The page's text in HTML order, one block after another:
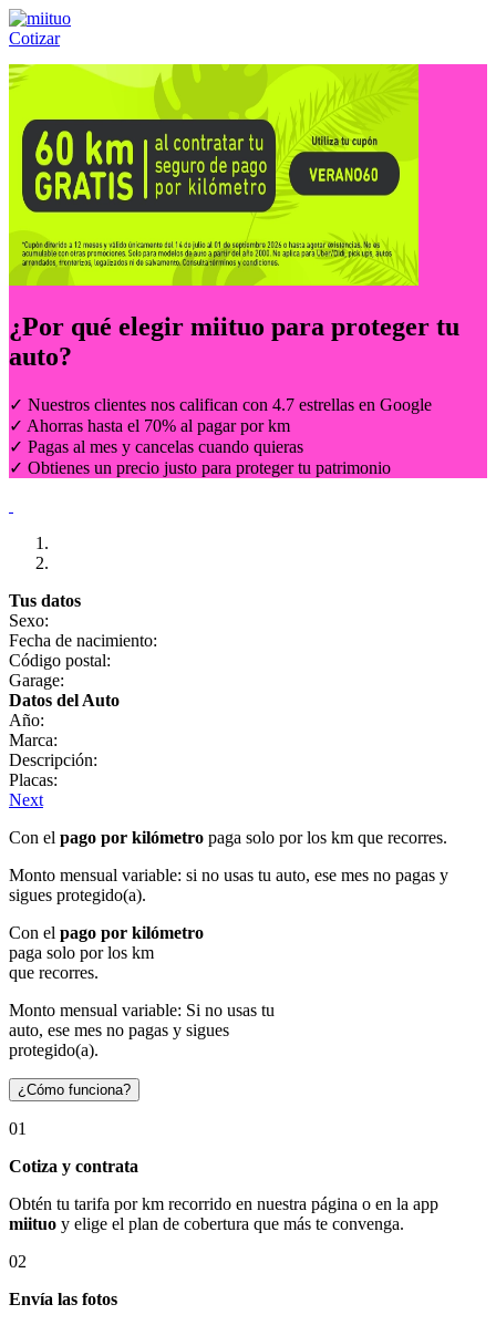
Cotizar
Llámanos al:(55) 84-21-05-00 ó
¿Por qué elegir miituo para proteger tu
auto?
✓ Nuestros clientes nos califican con 4.7 estrellas en Google
✓ Ahorras hasta el 70% al pagar por km
✓ Pagas al mes y cancelas cuando quieras
✓ Obtienes un precio justo para proteger tu patrimonio
Tus datos
Sexo:
Fecha de nacimiento:
Código postal:
Garage:
Datos del Auto
Año:
Marca:
Descripción:
Placas:
Next
Con el pago por kilómetro paga solo por los km que recorres.
Monto mensual variable: si no usas tu auto, ese mes no pagas y
sigues protegido(a).
Con el pago por kilómetro
paga solo por los km
que recorres.
Monto mensual variable: Si no usas tu
auto, ese mes no pagas y sigues
protegido(a).
¿Cómo funciona?
01
Cotiza y contrata
Obtén tu tarifa por km recorrido en nuestra página o en la app
miituo y elige el plan de cobertura que más te convenga.
02
Envía las fotos